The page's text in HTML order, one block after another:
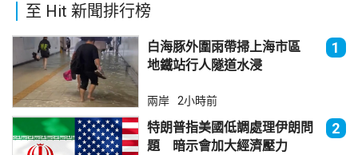
至 Hit 新聞排行榜
白海豚外圍雨帶掃上海市區
地鐵站行人隧道水浸
1
兩岸 2小時前
特朗普指美國低調處理伊朗問
題 暗示會加大經濟壓力
2